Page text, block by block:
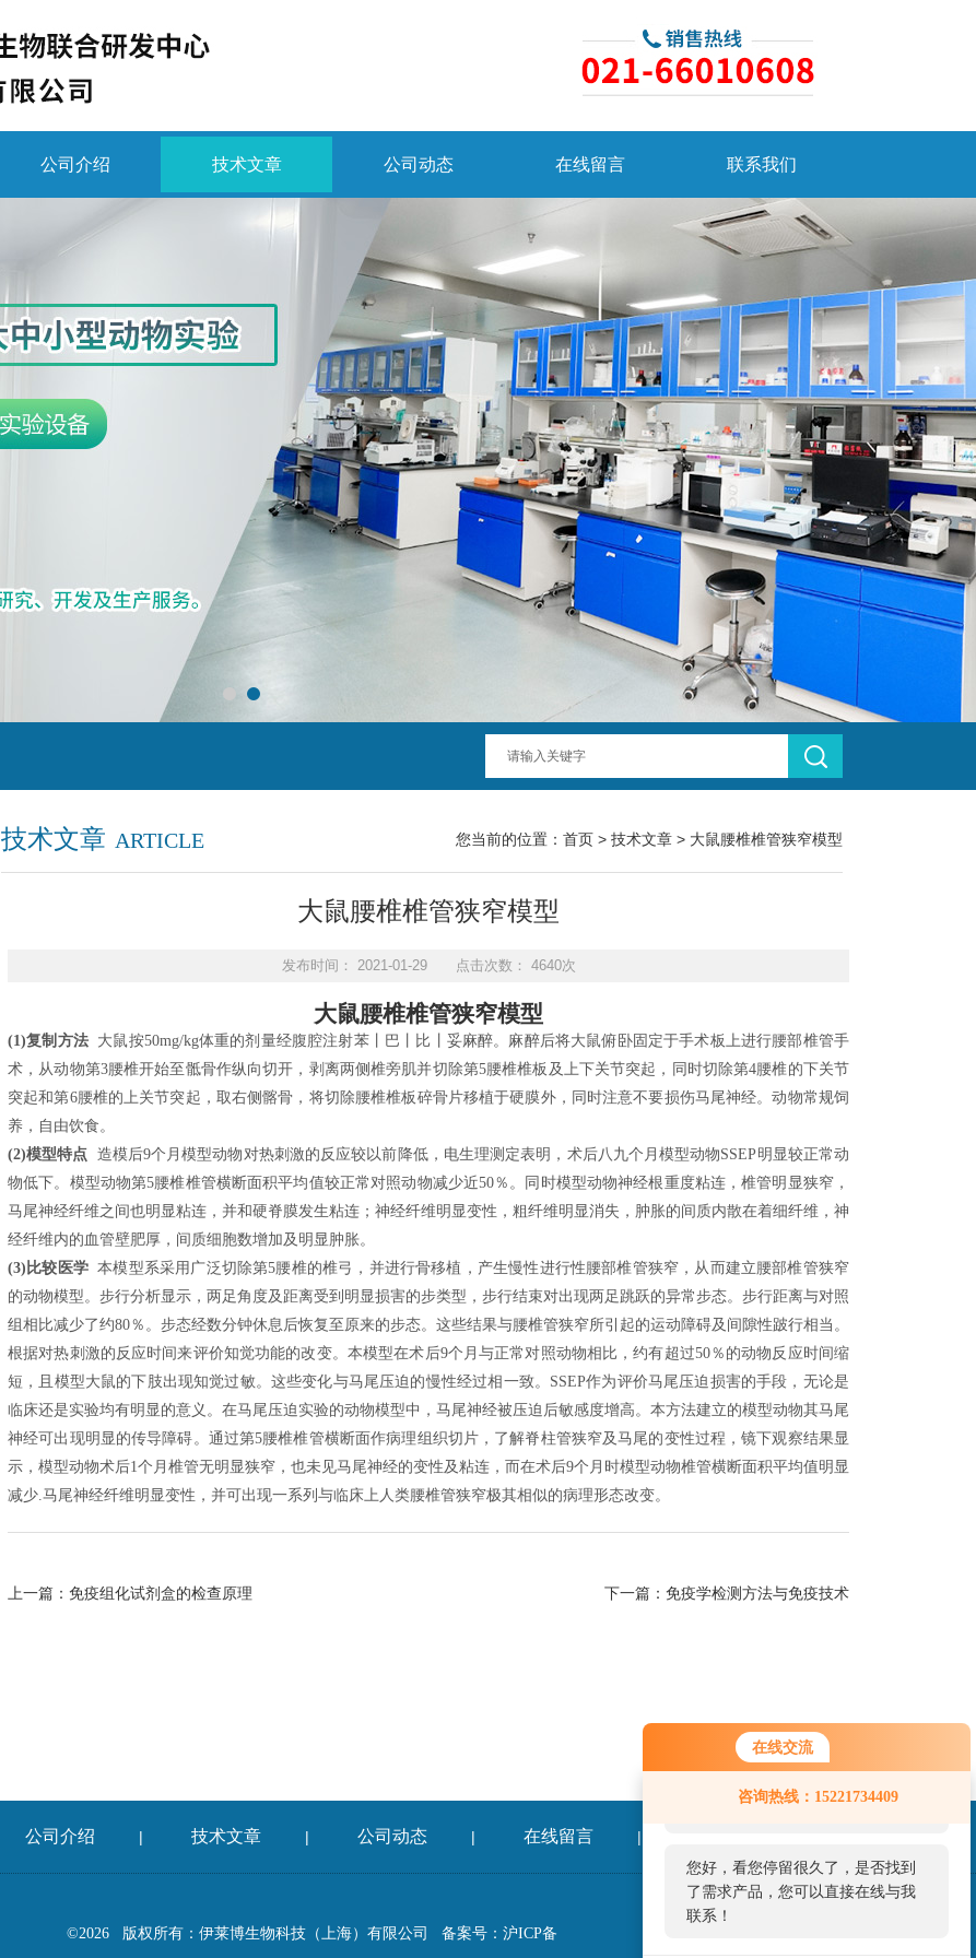
在线交流
咨询热线：15221734409
您好！欢迎前来咨询，很高兴为您
服务，请问您要咨询什么问题呢？
您好，看您停留很久了，是否找到
了需求产品，您可以直接在线与我
联系！
公司介绍 技术文章 公司动态 在线留言 联系我们
技术文章 ARTICLE 您当前的位置： 首页 > 技术文章 > 大鼠腰椎椎管狭窄模型
大鼠腰椎椎管狭窄模型
发布时间： 2021-01-29 点击次数： 4640次
大鼠腰椎椎管狭窄模型
(1)复制方法大鼠按50mg/kg体重的剂量经腹腔注射苯丨巴丨比丨妥麻醉。麻醉后将大鼠俯卧固定于手术板上进行腰部椎管手
术，从动物第3腰椎开始至骶骨作纵向切开，剥离两侧椎旁肌并切除第5腰椎椎板及上下关节突起，同时切除第4腰椎的下关节
突起和第6腰椎的上关节突起，取右侧髂骨，将切除腰椎椎板碎骨片移植于硬膜外，同时注意不要损伤马尾神经。动物常规饲
养，自由饮食。
(2)模型特点 造模后9个月模型动物对热刺激的反应较以前降低，电生理测定表明，术后八九个月模型动物SSEP明显较正常动
物低下。模型动物第5腰椎椎管横断面积平均值较正常对照动物减少近50％。同时模型动物神经根重度粘连，椎管明显狭窄，
马尾神经纤维之间也明显粘连，并和硬脊膜发生粘连；神经纤维明显变性，粗纤维明显消失，肿胀的间质内散在着细纤维，神
经纤维内的血管壁肥厚，间质细胞数增加及明显肿胀。
(3)比较医学本模型系采用广泛切除第5腰椎的椎弓，并进行骨移植，产生慢性进行性腰部椎管狭窄，从而建立腰部椎管狭窄
的动物模型。步行分析显示，两足角度及距离受到明显损害的步类型，步行结束对出现两足跳跃的异常步态。步行距离与对照
组相比减少了约80％。步态经数分钟休息后恢复至原来的步态。这些结果与腰椎管狭窄所引起的运动障碍及间隙性跛行相当。
根据对热刺激的反应时间来评价知觉功能的改变。本模型在术后9个月与正常对照动物相比，约有超过50％的动物反应时间缩
短，且模型大鼠的下肢出现知觉过敏。这些变化与马尾压迫的慢性经过相一致。SSEP作为评价马尾压迫损害的手段，无论是
临床还是实验均有明显的意义。在马尾压迫实验的动物模型中，马尾神经被压迫后敏感度增高。本方法建立的模型动物其马尾
神经可出现明显的传导障碍。通过第5腰椎椎管横断面作病理组织切片，了解脊柱管狭窄及马尾的变性过程，镜下观察结果显
示，模型动物术后1个月椎管无明显狭窄，也未见马尾神经的变性及粘连，而在术后9个月时模型动物椎管横断面积平均值明显
减少.马尾神经纤维明显变性，并可出现一系列与临床上人类腰椎管狭窄极其相似的病理形态改变。
下一篇： 免疫学检测方法与免疫技术
上一篇： 免疫组化试剂盒的检查原理
公司介绍 | 技术文章 | 公司动态 | 在线留言 |
©2026 版权所有：伊莱博生物科技（上海）有限公司 备案号：沪ICP备